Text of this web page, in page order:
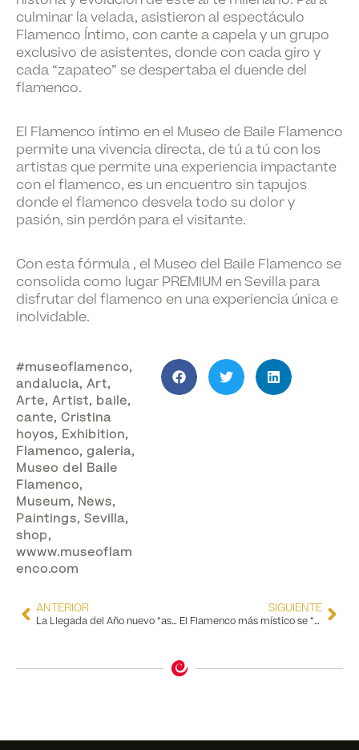
culminar la velada, asistieron al espectáculo
Flamenco Íntimo, con cante a capela y un grupo
exclusivo de asistentes, donde con cada giro y
cada “zapateo” se despertaba el duende del
flamenco.
El Flamenco íntimo en el Museo de Baile Flamenco
permite una vivencia directa, de tú a tú con los
artistas que permite una experiencia impactante
con el flamenco, es un encuentro sin tapujos
donde el flamenco desvela todo su dolor y
pasión, sin perdón para el visitante.
Con esta fórmula , el Museo del Baile Flamenco se
consolida como lugar PREMIUM en Sevilla para
disfrutar del flamenco en una experiencia única e
inolvidable.
#museoflamenco,
andalucia, Art,
Arte, Artist, baile,
cante, Cristina
hoyos, Exhibition,
Flamenco, galeria,
Museo del Baile
Flamenco,
Museum, News,
Paintings, Sevilla,
shop,
wwww.museoflam
enco.com
ANTERIOR
La Llegada del Año nuevo “asiático” se celebró en el Museo del Baile Flamenco
SIGUIENTE
El Flamenco más místico se “siente” en el Museo del Baile Flamenco